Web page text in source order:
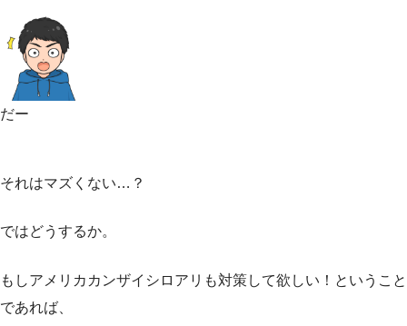
だー
それはマズくない…？
ではどうするか。
もしアメリカカンザイシロアリも対策して欲しい！ということ
であれば、